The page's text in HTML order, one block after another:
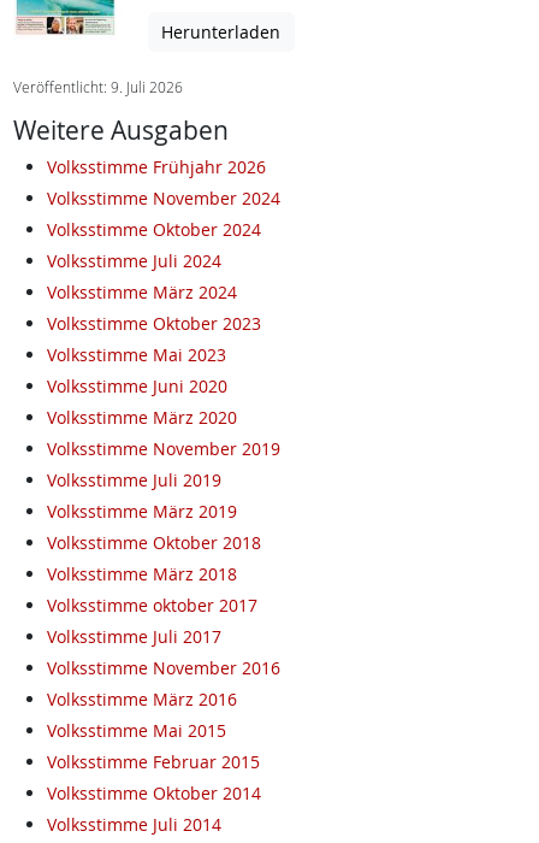
Herunterladen
Veröffentlicht: 9. Juli 2026
Weitere Ausgaben
Volksstimme Frühjahr 2026
Volksstimme November 2024
Volksstimme Oktober 2024
Volksstimme Juli 2024
Volksstimme März 2024
Volksstimme Oktober 2023
Volksstimme Mai 2023
Volksstimme Juni 2020
Volksstimme März 2020
Volksstimme November 2019
Volksstimme Juli 2019
Volksstimme März 2019
Volksstimme Oktober 2018
Volksstimme März 2018
Volksstimme oktober 2017
Volksstimme Juli 2017
Volksstimme November 2016
Volksstimme März 2016
Volksstimme Mai 2015
Volksstimme Februar 2015
Volksstimme Oktober 2014
Volksstimme Juli 2014